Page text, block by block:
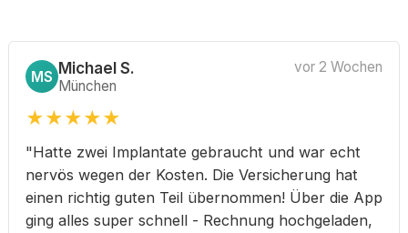
MS Michael S.
München
vor 2 Wochen
★★★★★
"Hatte zwei Implantate gebraucht und war echt
nervös wegen der Kosten. Die Versicherung hat
einen richtig guten Teil übernommen! Über die App
ging alles super schnell - Rechnung hochgeladen,